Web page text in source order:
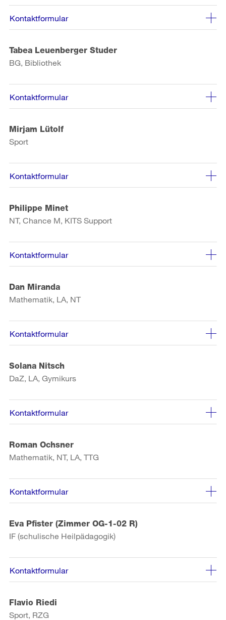
Kontaktformular
Tabea Leuenberger Studer
BG, Bibliothek
Kontaktformular
Mirjam Lütolf
Sport
Kontaktformular
Philippe Minet
NT, Chance M, KITS Support
Kontaktformular
Dan Miranda
Mathematik, LA, NT
Kontaktformular
Solana Nitsch
DaZ, LA, Gymikurs
Kontaktformular
Roman Ochsner
Mathematik, NT, LA, TTG
Kontaktformular
Eva Pfister (Zimmer OG-1-02 R)
IF (schulische Heilpädagogik)
Kontaktformular
Flavio Riedi
Sport, RZG